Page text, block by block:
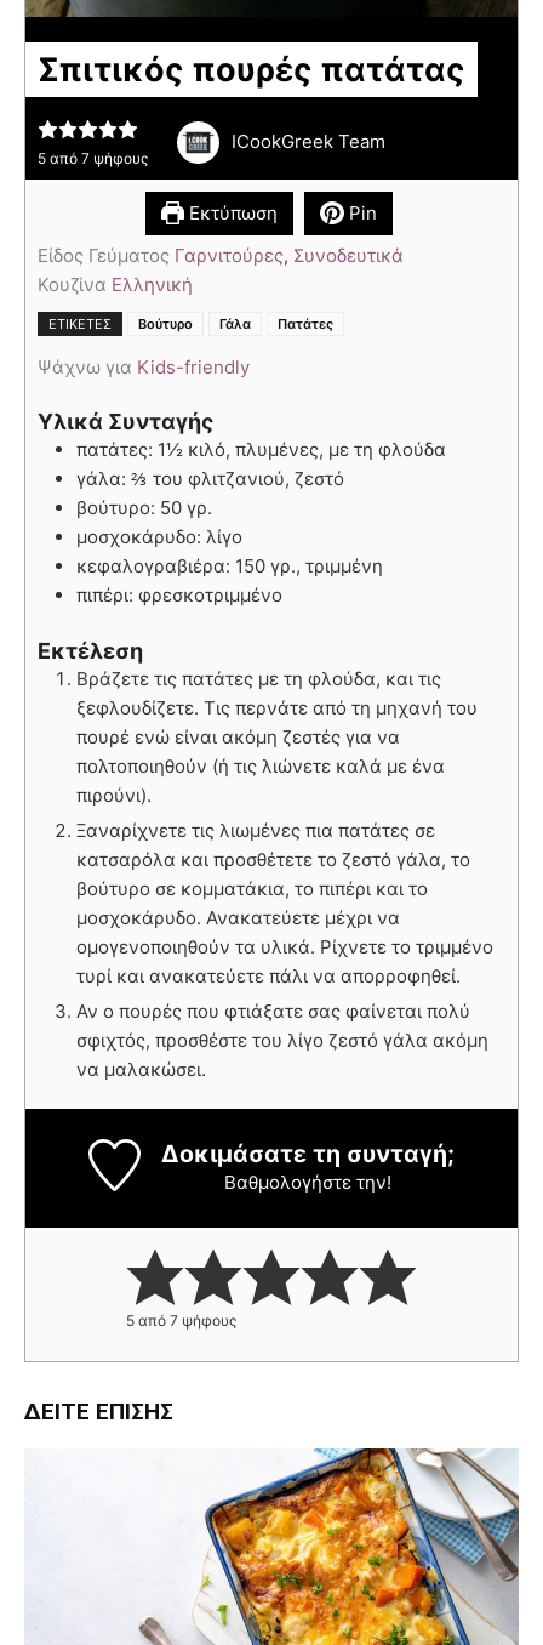
Σπιτικός πουρές πατάτας
5 από 7 ψήφους
ICookGreek Team
Εκτύπωση
Pin
Είδος Γεύματος Γαρνιτούρες, Συνοδευτικά
Κουζίνα Ελληνική
ΕΤΙΚΈΤΕΣ Βούτυρο Γάλα Πατάτες
Ψάχνω για Kids-friendly
Υλικά Συνταγής
πατάτες: 1½ κιλό, πλυμένες, με τη φλούδα
γάλα: ⅔ του φλιτζανιού, ζεστό
βούτυρο: 50 γρ.
μοσχοκάρυδο: λίγο
κεφαλογραβιέρα: 150 γρ., τριμμένη
πιπέρι: φρεσκοτριμμένο
Εκτέλεση
Βράζετε τις πατάτες με τη φλούδα, και τις
ξεφλουδίζετε. Τις περνάτε από τη μηχανή του
πουρέ ενώ είναι ακόμη ζεστές για να
πολτοποιηθούν (ή τις λιώνετε καλά με ένα
πιρούνι).
Ξαναρίχνετε τις λιωμένες πια πατάτες σε
κατσαρόλα και προσθέτετε το ζεστό γάλα, το
βούτυρο σε κομματάκια, το πιπέρι και το
μοσχοκάρυδο. Ανακατεύετε μέχρι να
ομογενοποιηθούν τα υλικά. Ρίχνετε το τριμμένο
τυρί και ανακατεύετε πάλι να απορροφηθεί.
Αν ο πουρές που φτιάξατε σας φαίνεται πολύ
σφιχτός, προσθέστε του λίγο ζεστό γάλα ακόμη
να μαλακώσει.
Δοκιμάσατε τη συνταγή;
Βαθμολογήστε την!
5 από 7 ψήφους
ΔΕΊΤΕ ΕΠΊΣΗΣ